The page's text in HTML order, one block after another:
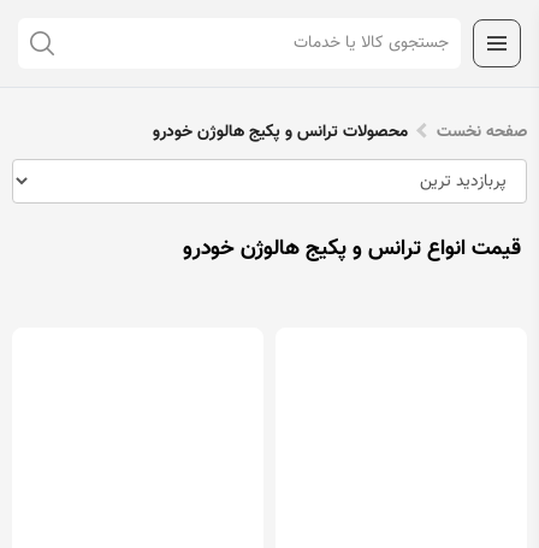
صفحه نخست محصولات ترانس و پکیج هالوژن خودرو
قیمت انواع ترانس و پکیج هالوژن خودرو